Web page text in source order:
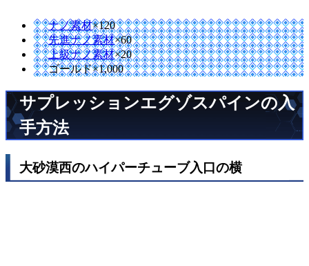
ナノ素材×120
先進ナノ素材×60
上級ナノ素材×20
ゴールド×1,000
サプレッションエグゾスパインの入
手方法
大砂漠西のハイパーチューブ入口の横